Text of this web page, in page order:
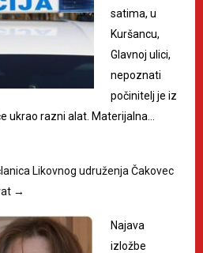
satima, u
Kuršancu,
Glavnoj ulici,
nepoznati
počinitelj je iz
ukrao razni alat. Materijalna…
Likovnog udruženja Čakovec
→
Najava
izložbe